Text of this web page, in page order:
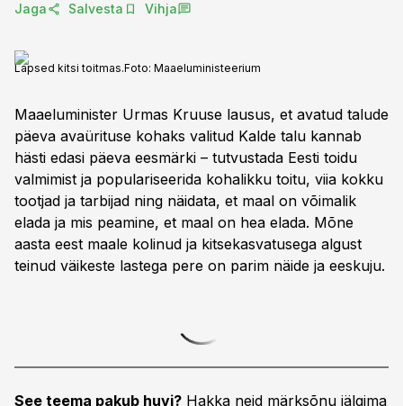
Jaga Salvesta Vihja
Lapsed kitsi toitmas.Foto: Maaeluministeerium
Maaeluminister Urmas Kruuse lausus, et avatud talude
päeva avaürituse kohaks valitud Kalde talu kannab
hästi edasi päeva eesmärki – tutvustada Eesti toidu
valmimist ja populariseerida kohalikku toitu, viia kokku
tootjad ja tarbijad ning näidata, et maal on võimalik
elada ja mis peamine, et maal on hea elada. Mõne
aasta eest maale kolinud ja kitsekasvatusega algust
teinud väikeste lastega pere on parim näide ja eeskuju.
See teema pakub huvi? Hakka neid märksõnu jälgima